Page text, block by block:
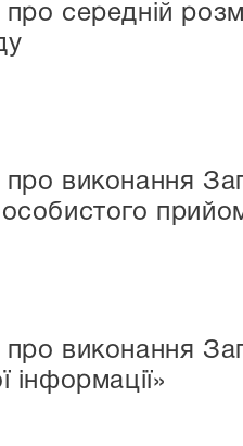
про середній
про виконання
особистого
про виконання
інформації»